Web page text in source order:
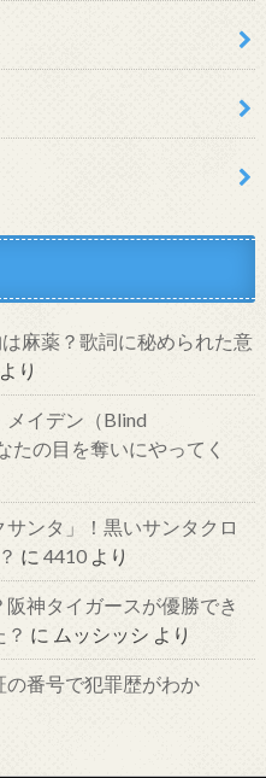
麻薬？歌詞に秘められた意
より
イデン（Blind
たの目を奪いにやってく
ンタ」！黒いサンタクロ
に 4410より
神タイガースが優勝でき
に ムッシッシ より
番号で犯罪歴がわか